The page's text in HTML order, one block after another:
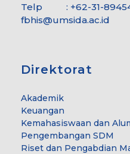
Telp : +62-31-
fbhis@umsida.ac.id
Direktorat
Akademik
Keuangan
Kemahasiswaan dan
Pengembangan SDM
Riset dan Pengabdian